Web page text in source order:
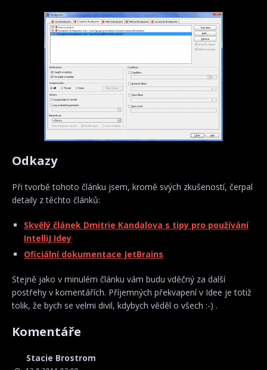
Odkazy
Při tvorbě tohoto článku jsem, kromě svých zkušeností, čerpal
detaily z těchto článků:
Skvělý článek Dmitrie Kandalova s tipy pro používání
IntelliJ Idey
Oficiální dokumentace JetBrains
Stejně jako v minulém článku vám budu vděčný za další
postřehy v komentářích. Příjemných překvapení v Idee je totiž
tolik, že bych se velmi divil, kdybych věděl o všech :-) .
Komentáře
Stacie Brostrom